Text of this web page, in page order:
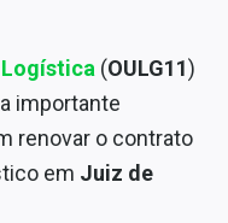
(OULG11)
importante
renovar o contrato
em Juiz de